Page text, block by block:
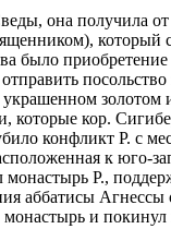
она получила
который
было
золотом
которые кор.
конфликт Р. с
к юго-
Р.,
аббатисы
и покинул